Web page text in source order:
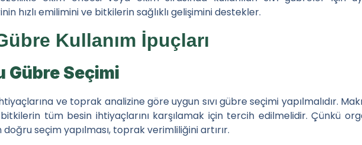
hızlı emilimini ve bitkilerin sağlıklı gelişimini destekler.
Kullanım İpuçları
Gübre Seçimi
ve toprak analizine göre uygun sıvı gübre seçimi yapılmalıdır.
tüm besin ihtiyaçlarını karşılamak için tercih edilmelidir. Çünkü
doğru seçim yapılması, toprak verimliliğini artırır.